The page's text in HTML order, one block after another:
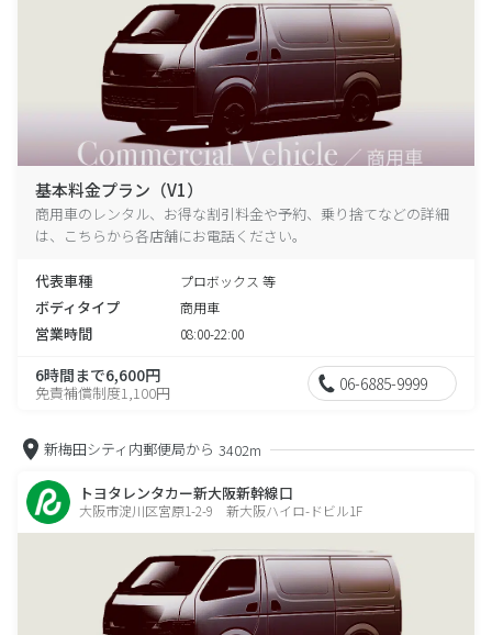
基本料金プラン（V1）
商用車のレンタル、お得な割引料金や予約、乗り捨てなどの詳細
は、こちらから各店舗にお電話ください。
代表車種 プロボックス 等
ボディタイプ 商用車
営業時間 08:00-22:00
6時間まで6,600円
免責補償制度1,100円 06-6885-9999
新梅田シティ内郵便局から 3402m
トヨタレンタカー新大阪新幹線口
大阪市淀川区宮原1-2-9 新大阪ハイロ-ドビル1F